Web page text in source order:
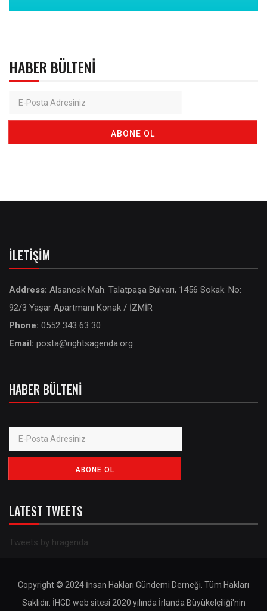
HABER BÜLTENI
İLETIŞIM
Address: Alsancak Mah. Talatpaşa Bulvarı, 1456 Sokak. No:
92/3 Yaşar Apartmanı Konak / İZMİR
Phone: 0552 343 63 30
Email: posta@rightsagenda.org
HABER BÜLTENI
LATEST TWEETS
Tweets by hragenda
Copyright © 2024 İnsan Hakları Gündemi Derneği. Tüm Hakları
Saklıdır. İHGD web sitesi 2020 yılında İrlanda Büyükelçiliği'nin